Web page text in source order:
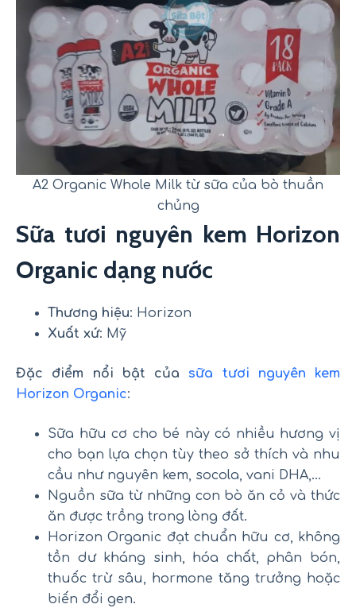
A2 Organic Whole Milk từ sữa của bò thuần
chủng
Sữa tươi nguyên kem Horizon
Organic dạng nước
Thương hiệu: Horizon
Xuất xứ: Mỹ
Đặc điểm nổi bật của sữa tươi nguyên kem
Horizon Organic:
Sữa hữu cơ cho bé này có nhiều hương vị
cho bạn lựa chọn tùy theo sở thích và nhu
cầu như nguyên kem, socola, vani DHA,…
Nguồn sữa từ những con bò ăn cỏ và thức
ăn được trồng trong lòng đất.
Horizon Organic đạt chuẩn hữu cơ, không
tồn dư kháng sinh, hóa chất, phân bón,
thuốc trừ sâu, hormone tăng trưởng hoặc
biến đổi gen.